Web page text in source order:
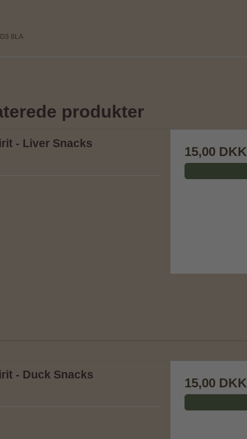
8LA
produkter
- Liver Snacks
15,00 DKK
- Duck Snacks
15,00 DKK